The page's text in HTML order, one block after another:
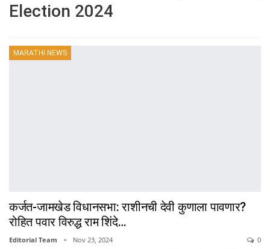
Election 2024
MARATHI NEWS
कर्जत-जामखेड विधानसभा: राशीनची देवी कुणाला पावणार?
रोहित पवार विरुद्ध राम शिंदे…
Editorial Team Nov 23, 2024
0